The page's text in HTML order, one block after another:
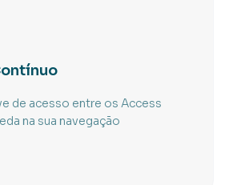
de acesso entre os Access
na sua navegação